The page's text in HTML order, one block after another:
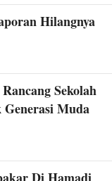
Hilangnya
Sekolah
Muda
Di Hamadi